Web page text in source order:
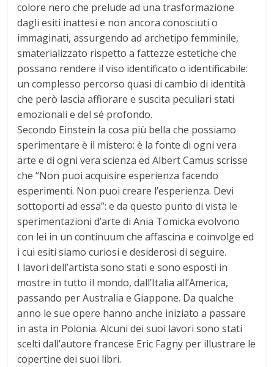
colore nero che prelude ad una trasformazione
dagli esiti inattesi e non ancora conosciuti o
immaginati, assurgendo ad archetipo femminile,
smaterializzato rispetto a fattezze estetiche che
possano rendere il viso identificato o identificabile:
un complesso percorso quasi di cambio di identità
che però lascia affiorare e suscita peculiari stati
emozionali e del sé profondo.
Secondo Einstein la cosa più bella che possiamo
sperimentare è il mistero: è la fonte di ogni vera
arte e di ogni vera scienza ed Albert Camus scrisse
che “Non puoi acquisire esperienza facendo
esperimenti. Non puoi creare l’esperienza. Devi
sottoporti ad essa”: e da questo punto di vista le
sperimentazioni d’arte di Ania Tomicka evolvono
con lei in un continuum che affascina e coinvolge ed
i cui esiti siamo curiosi e desiderosi di seguire.
I lavori dell’artista sono stati e sono esposti in
mostre in tutto il mondo, dall’Italia all’America,
passando per Australia e Giappone. Da qualche
anno le sue opere hanno anche iniziato a passare
in asta in Polonia. Alcuni dei suoi lavori sono stati
scelti dall’autore francese Eric Fagny per illustrare le
copertine dei suoi libri.